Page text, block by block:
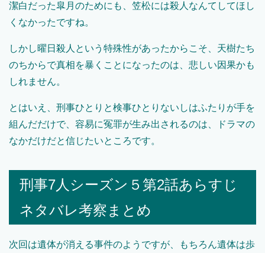
潔白だった皐月のためにも、笠松には殺人なんてしてほし
くなかったですね。
しかし曜日殺人という特殊性があったからこそ、天樹たち
のちからで真相を暴くことになったのは、悲しい因果かも
しれません。
とはいえ、刑事ひとりと検事ひとりないしはふたりが手を
組んだだけで、容易に冤罪が生み出されるのは、ドラマの
なかだけだと信じたいところです。
刑事7人シーズン５第2話あらすじ
ネタバレ考察まとめ
次回は遺体が消える事件のようですが、もちろん遺体は歩